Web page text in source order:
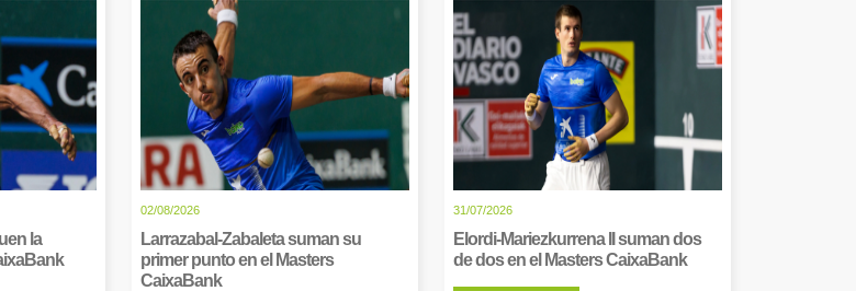
la
02/08/2026
Larrazabal-Zabaleta suman su
primer punto en el Masters
CaixaBank
31/07/2026
Elordi-Mariezkurrena II suman dos
de dos en el Masters CaixaBank